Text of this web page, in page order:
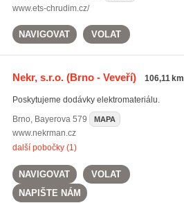
www.ets-chrudim.cz/
NAVIGOVAT VOLAT
Nekr, s.r.o.(Brno - Veveří) 106,11 km
Poskytujeme dodávky elektromateriálu.
Brno, Bayerova 579 MAPA
www.nekrman.cz
další pobočky (1)
NAVIGOVAT
VOLAT
NAPIŠTE NÁM